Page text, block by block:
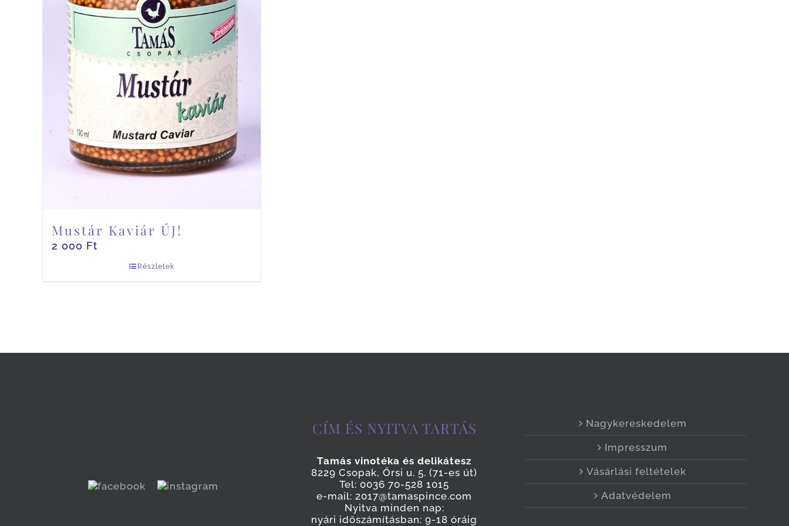
Mustár Kaviár ÚJ!
2 000 Ft
Részletek
CÍM ÉS NYITVA TARTÁS
Tamás vinotéka és delikátesz
8229 Csopak, Őrsi u. 5. (71-es út)
Tel: 0036 70-528 1015
e-mail: 2017@tamaspince.com
Nyitva minden nap:
nyári időszámításban: 9-18 óráig
Nagykereskedelem
Impresszum
Vásárlási feltételek
Adatvédelem